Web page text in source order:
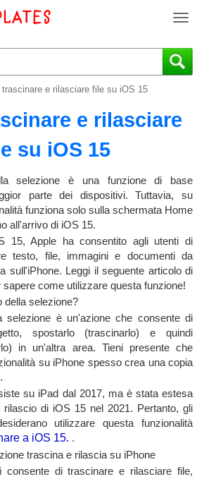
T
g
g
a
t
o
n
trascinare e rilasciare file su iOS 15
e rilasciare
su iOS 15
selezione è una funzione di base
parte dei dispositivi. Tuttavia, su
funziona solo sulla schermata Home
all'arrivo di iOS 15.
15, Apple ha consentito agli utenti di
testo, file, immagini e documenti da
sull'iPhone. Leggi il seguente articolo di
come utilizzare questa funzione!
della selezione?
selezione è un'azione che consente di
spostarlo (trascinarlo) e quindi
in un'altra area. Tieni presente che
su iPhone spesso crea una copia
su iPad dal 2017, ma è stata estesa
di iOS 15 nel 2021. Pertanto, gli
utilizzare questa funzionalità
a iOS 15. .
trascina e rilascia su iPhone
consente di trascinare e rilasciare file,